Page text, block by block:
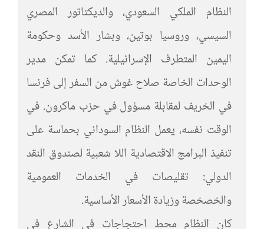
النظام الملكي السعودي، والديكتاتور المصري
السيسي، وروسيا بوتين، وبشار الأسد وحكومة
اليمين المتطرف الإسرائيلية. كما تمكن مدير
الوحدات الخاصة صلاح غوش من السفر إلى فرنسا
في الخريف لمقابلة مسؤول في حزب ماكرون. في
الوقت نفسه، يعمل النظام السوداني بحماسة على
تنفيذ البرامج الاقتصادية اللا شعبية لصندوق النقد
الدولي: تقليصات في الخدمات العمومية
والخصخصة وزيادة الأسعار الأساسية.
كان النظام محط احتجاجات في الشارع في